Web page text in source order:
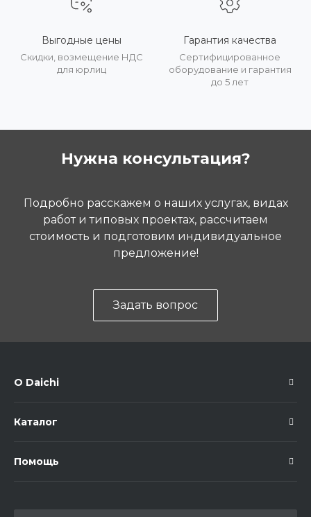
Выгодные цены
Скидки, возмещение НДС
для юрлиц
Гарантия качества
Сертифицированное
оборудование и гарантия
до 5 лет
Нужна консультация?
Подробно расскажем о наших услугах, видах
работ и типовых проектах, рассчитаем
стоимость и подготовим индивидуальное
предложение!
Задать вопрос
О Daichi
Каталог
Помощь